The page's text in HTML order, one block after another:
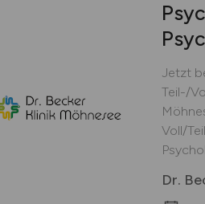
Jetzt
Teil-/
Voll/
Dr.